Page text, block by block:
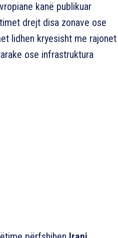
kanë publikuar
drejt disa zonave ose
lidhen kryesisht me rajonet
ose infrastruktura